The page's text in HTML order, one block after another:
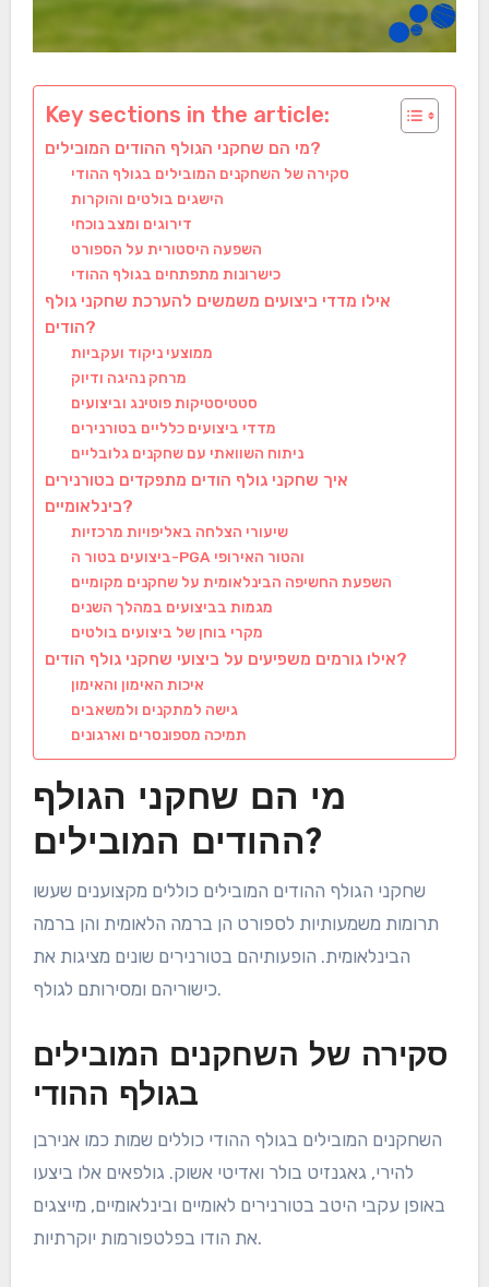
Key sections in the article:
מי הם שחקני הגולף ההודים המובילים?
סקירה של השחקנים המובילים בגולף ההודי
הישגים בולטים והוקרות
דירוגים ומצב נוכחי
השפעה היסטורית על הספורט
כישרונות מתפתחים בגולף ההודי
אילו מדדי ביצועים משמשים להערכת שחקני גולף
הודים?
ממוצעי ניקוד ועקביות
מרחק נהיגה ודיוק
סטטיסטיקות פוטינג וביצועים
מדדי ביצועים כלליים בטורנירים
ניתוח השוואתי עם שחקנים גלובליים
איך שחקני גולף הודים מתפקדים בטורנירים
בינלאומיים?
שיעורי הצלחה באליפויות מרכזיות
ביצועים בטור ה-PGA והטור האירופי
השפעת החשיפה הבינלאומית על שחקנים מקומיים
מגמות בביצועים במהלך השנים
מקרי בוחן של ביצועים בולטים
אילו גורמים משפיעים על ביצועי שחקני גולף הודים?
איכות האימון והאימון
גישה למתקנים ולמשאבים
תמיכה מספונסרים וארגונים
מי הם שחקני הגולף
ההודים המובילים?
שחקני הגולף ההודים המובילים כוללים מקצוענים שעשו
תרומות משמעותיות לספורט הן ברמה הלאומית והן ברמה
הבינלאומית. הופעותיהם בטורנירים שונים מציגות את
כישוריהם ומסירותם לגולף.
סקירה של השחקנים המובילים
בגולף ההודי
השחקנים המובילים בגולף ההודי כוללים שמות כמו אנירבן
להירי, גאגנזיט בולר ואדיטי אשוק. גולפאים אלו ביצעו
באופן עקבי היטב בטורנירים לאומיים ובינלאומיים, מייצגים
את הודו בפלטפורמות יוקרתיות.